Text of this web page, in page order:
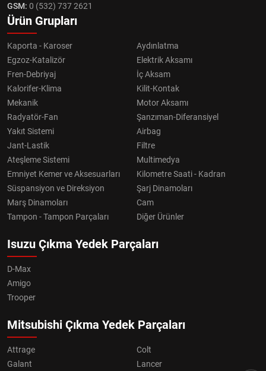
GSM: 0 (532) 737 2621
Ürün Grupları
Kaporta - Karoser
Aydınlatma
Egzoz-Katalizör
Elektrik Aksamı
Fren-Debriyaj
İç Aksam
Kalorifer-Klima
Kilit-Kontak
Mekanik
Motor Aksamı
Radyatör-Fan
Şanzıman-Diferansiyel
Yakıt Sistemi
Airbag
Jant-Lastik
Filtre
Ateşleme Sistemi
Multimedya
Emniyet Kemer ve Aksesuarları
Kilometre Saati - Kadran
Süspansiyon ve Direksiyon
Şarj Dinamoları
Marş Dinamoları
Cam
Tampon - Tampon Parçaları
Diğer Ürünler
Isuzu Çıkma Yedek Parçaları
D-Max
Amigo
Trooper
Mitsubishi Çıkma Yedek Parçaları
Attrage
Colt
Galant
Lancer